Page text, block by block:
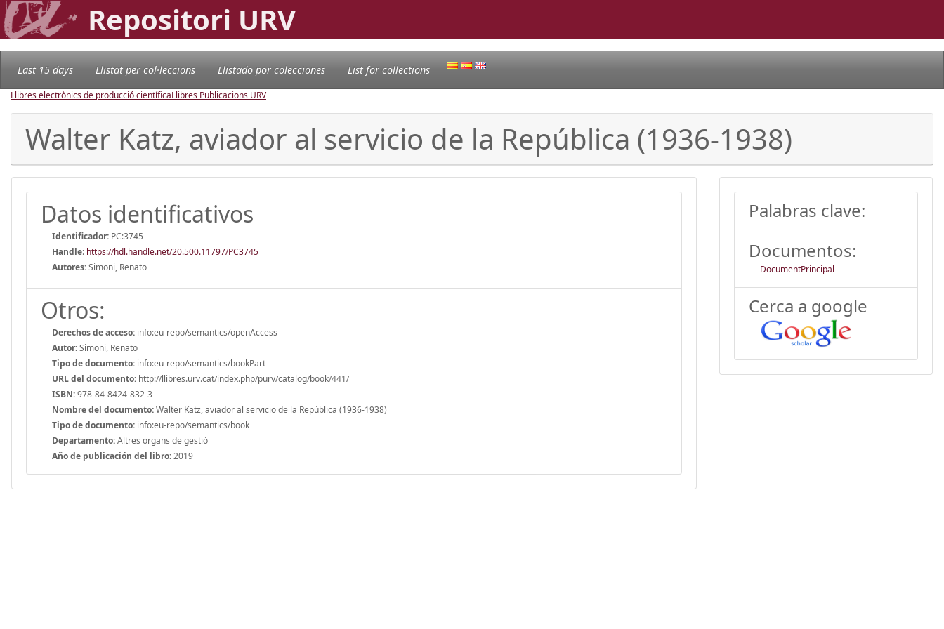
Repositori URV
Last 15 days Llistat per col·leccions Llistado por colecciones List for collections
Llibres electrònics de producció científicaLlibres Publicacions URV
Walter Katz, aviador al servicio de la República (1936-1938)
Datos identificativos
Identificador: PC:3745
Handle: https://hdl.handle.net/20.500.11797/PC3745
Autores:Simoni, Renato
Otros:
Derechos de acceso: info:eu-repo/semantics/openAccess
Autor:Simoni, Renato
Tipo de documento: info:eu-repo/semantics/bookPart
URL del documento: http://llibres.urv.cat/index.php/purv/catalog/book/441/
ISBN:978-84-8424-832-3
Nombre del documento:Walter Katz, aviador al servicio de la República (1936-1938)
Tipo de documento: info:eu-repo/semantics/book
Departamento:Altres organs de gestió
Año de publicación del libro:2019
Palabras clave:
Documentos:
DocumentPrincipal
Cerca a google